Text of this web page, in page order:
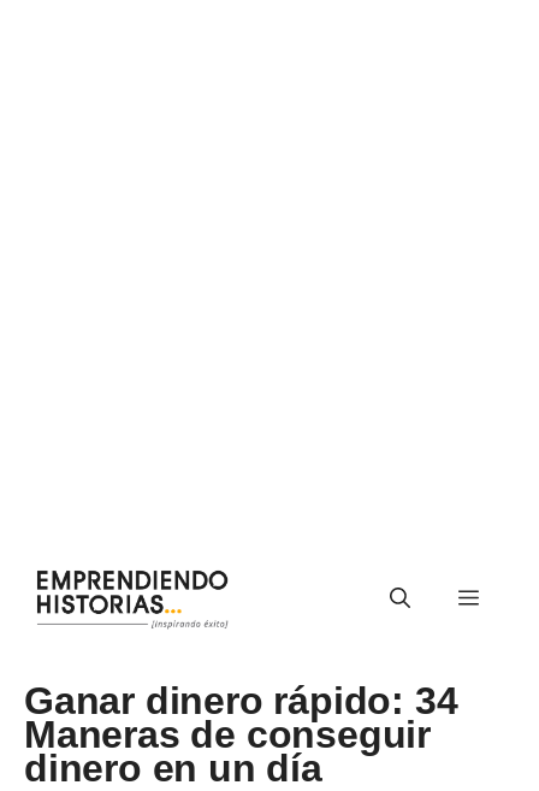
contenido
Menú
Ganar dinero rápido: 34
Maneras de conseguir
dinero en un día